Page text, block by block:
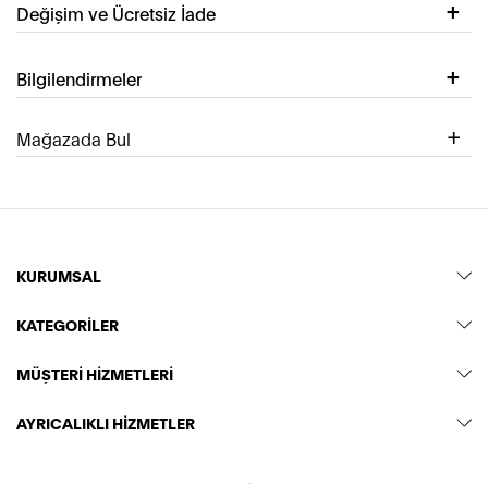
Değişim ve Ücretsiz İade
Bilgilendirmeler
Mağazada Bul
KURUMSAL
KATEGORİLER
MÜŞTERİ HİZMETLERİ
AYRICALIKLI HİZMETLER